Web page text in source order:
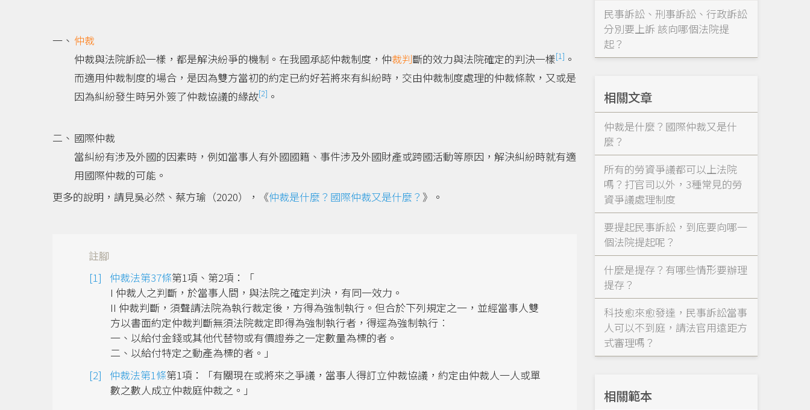
仲裁
仲裁與法院訴訟一樣，都是解決紛爭的機制。在我國承認仲裁制度，仲裁判斷的效力與法院確定的判決一樣[1] 。
而適用仲裁制度的場合，是因為雙方當初的約定已約好若將來有糾紛時，交由仲裁制度處理的仲裁條款，又或是
因為糾紛發生時另外簽了仲裁協議的緣故[2] 。
國際仲裁
當糾紛有涉及外國的因素時，例如當事人有外國國籍、事件涉及外國財產或跨國活動等原因，解決糾紛時就有適
用國際仲裁的可能。
更多的說明，請見吳必然、蔡方瑜（2020），《仲裁是什麼？國際仲裁又是什麼？ 》。
註腳
仲裁法第37條第1項、第2項：「
I 仲裁人之判斷，於當事人間，與法院之確定判決，有同一效力。
II 仲裁判斷，須聲請法院為執行裁定後，方得為強制執行。但合於下列規定之一，並經當事人雙
方以書面約定仲裁判斷無須法院裁定即得為強制執行者，得逕為強制執行︰
一、以給付金錢或其他代替物或有價證券之一定數量為標的者。
二、以給付特定之動產為標的者。」
仲裁法第1條第1項：「有關現在或將來之爭議，當事人得訂立仲裁協議，約定由仲裁人一人或單
數之數人成立仲裁庭仲裁之。」
民事訴訟、刑事訴訟、行政訴訟
分別要上訴 該向哪個法院提
起？
相關文章
仲裁是什麼？國際仲裁又是什
麼？
所有的勞資爭議都可以上法院
嗎？打官司以外，3種常見的勞
資爭議處理制度
要提起民事訴訟，到底要向哪一
個法院提起呢？
什麼是提存？有哪些情形要辦理
提存？
科技愈來愈發達，民事訴訟當事
人可以不到庭，請法官用遠距方
式審理嗎？
相關範本